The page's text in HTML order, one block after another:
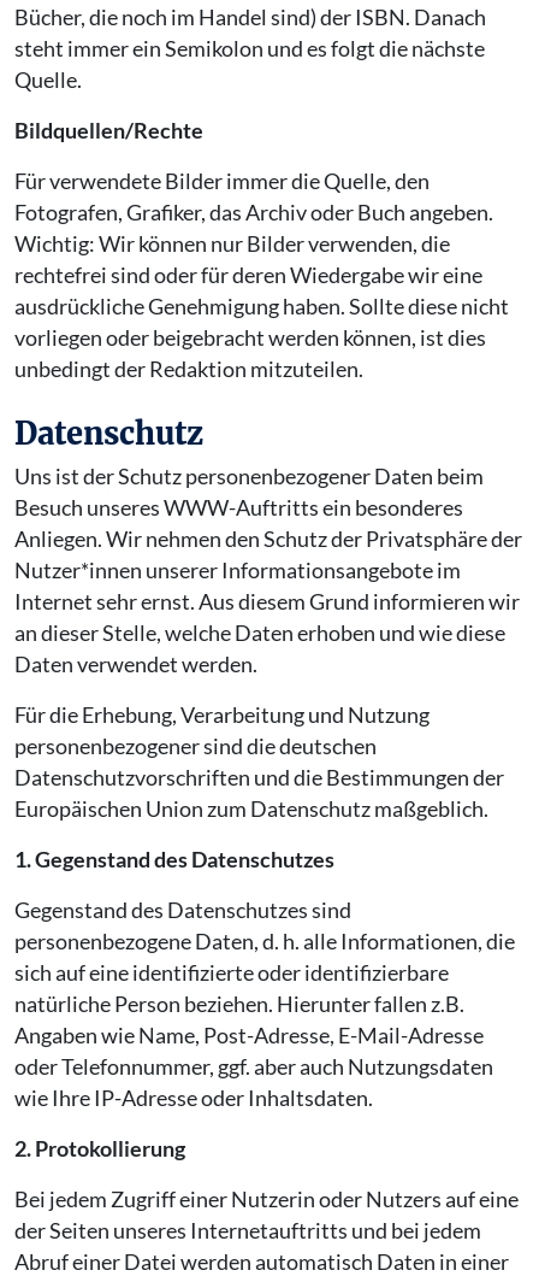
Bücher, die noch im Handel sind) der ISBN. Danach
steht immer ein Semikolon und es folgt die nächste
Quelle.
Bildquellen/Rechte
Für verwendete Bilder immer die Quelle, den
Fotografen, Grafiker, das Archiv oder Buch angeben.
Wichtig: Wir können nur Bilder verwenden, die
rechtefrei sind oder für deren Wiedergabe wir eine
ausdrückliche Genehmigung haben. Sollte diese nicht
vorliegen oder beigebracht werden können, ist dies
unbedingt der Redaktion mitzuteilen.
Datenschutz
Uns ist der Schutz personenbezogener Daten beim
Besuch unseres WWW-Auftritts ein besonderes
Anliegen. Wir nehmen den Schutz der Privatsphäre der
Nutzer*innen unserer Informationsangebote im
Internet sehr ernst. Aus diesem Grund informieren wir
an dieser Stelle, welche Daten erhoben und wie diese
Daten verwendet werden.
Für die Erhebung, Verarbeitung und Nutzung
personenbezogener sind die deutschen
Datenschutzvorschriften und die Bestimmungen der
Europäischen Union zum Datenschutz maßgeblich.
1. Gegenstand des Datenschutzes
Gegenstand des Datenschutzes sind
personenbezogene Daten, d. h. alle Informationen, die
sich auf eine identifizierte oder identifizierbare
natürliche Person beziehen. Hierunter fallen z.B.
Angaben wie Name, Post-Adresse, E-Mail-Adresse
oder Telefonnummer, ggf. aber auch Nutzungsdaten
wie Ihre IP-Adresse oder Inhaltsdaten.
2. Protokollierung
Bei jedem Zugriff einer Nutzerin oder Nutzers auf eine
der Seiten unseres Internetauftritts und bei jedem
Abruf einer Datei werden automatisch Daten in einer